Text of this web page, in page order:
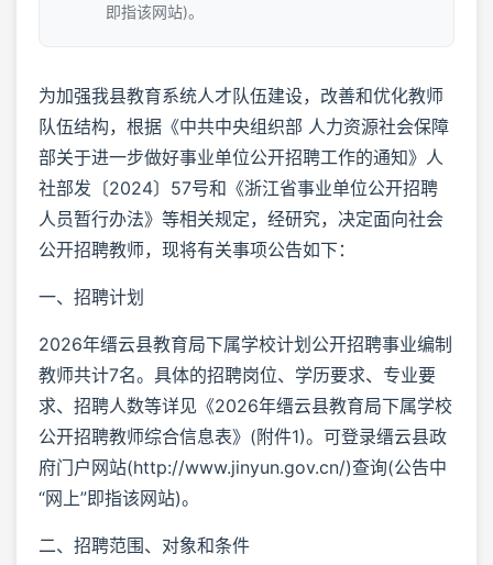
即指该网站)。
为加强我县教育系统人才队伍建设，改善和优化教师
队伍结构，根据《中共中央组织部 人力资源社会保障
部关于进一步做好事业单位公开招聘工作的通知》人
社部发〔2024〕57号和《浙江省事业单位公开招聘
人员暂行办法》等相关规定，经研究，决定面向社会
公开招聘教师，现将有关事项公告如下：
一、招聘计划
2026年缙云县教育局下属学校计划公开招聘事业编制
教师共计7名。具体的招聘岗位、学历要求、专业要
求、招聘人数等详见《2026年缙云县教育局下属学校
公开招聘教师综合信息表》(附件1)。可登录缙云县政
府门户网站(http://www.jinyun.gov.cn/)查询(公告中
“网上”即指该网站)。
二、招聘范围、对象和条件